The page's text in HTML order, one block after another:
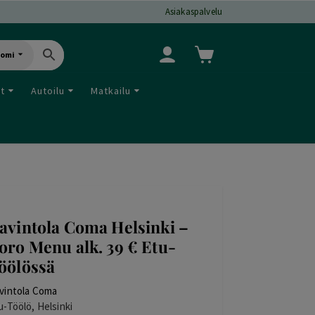
Asiakaspalvelu
Autoilu Matkailu
Coma Helsinki –
Menu alk. 39 € Etu-
Coma
Töölö, Helsinki